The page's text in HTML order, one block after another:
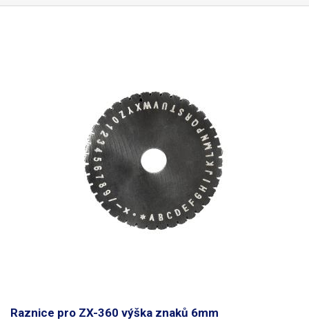
Raznice pro ZX-360 výška znaků 6mm